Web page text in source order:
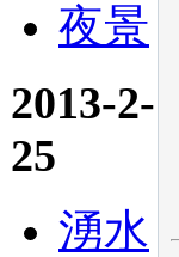
夜景
2013-2-
25
湧水